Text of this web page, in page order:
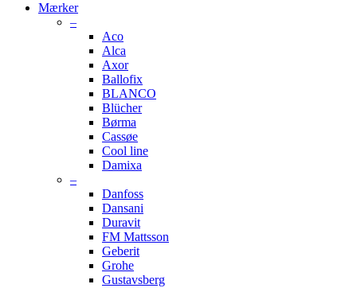
Mærker
–
Aco
Alca
Axor
Ballofix
BLANCO
Blücher
Børma
Cassøe
Cool line
Damixa
–
Danfoss
Dansani
Duravit
FM Mattsson
Geberit
Grohe
Gustavsberg